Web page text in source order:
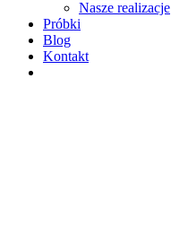
Nasze realizacje
Próbki
Blog
Kontakt